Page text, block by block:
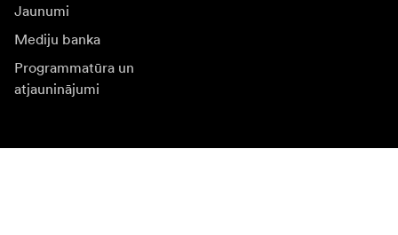
Jaunumi
Mediju banka
Programmatūra un
atjauninājumi